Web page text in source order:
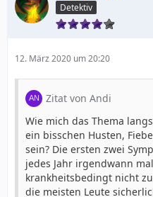
Detektiv
12. März 2020 um 20:20
Zitat von Andi
Wie mich das Thema
ein bisschen Husten,
sein? Die ersten zwei
jedes Jahr irgendwann
krankheitsbedingt nicht
die meisten Leute